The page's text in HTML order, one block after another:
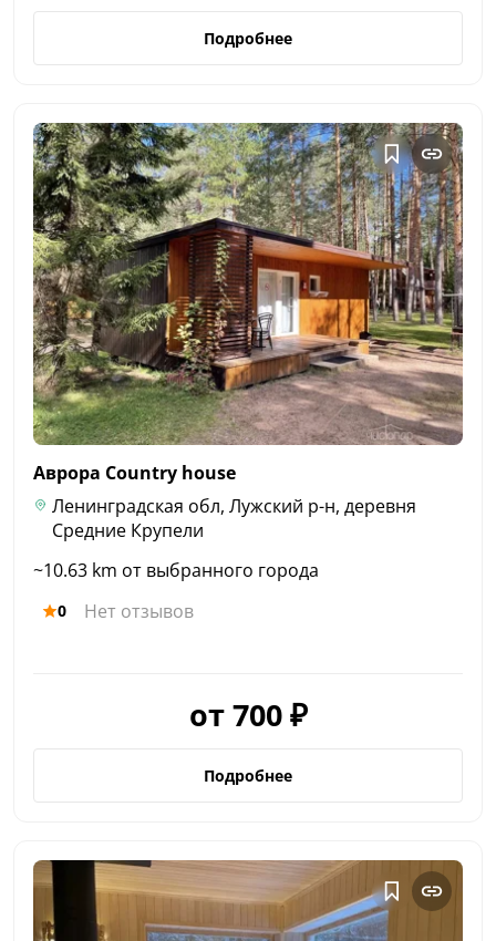
Подробнее
Аврора Country house
Ленинградская обл, Лужский р-н, деревня
Средние Крупели
~10.63 km от выбранного города
0 Нет отзывов
от 700 ₽
Подробнее